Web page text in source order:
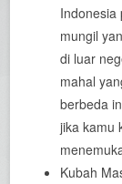
Indonesia
mungil
di luar
mahal
berbeda
jika kamu
Kubah